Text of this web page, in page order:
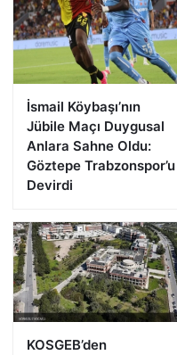
İsmail Köybaşı’nın
Jübile Maçı Duygusal
Anlara Sahne Oldu:
Göztepe Trabzonspor’u
Devirdi
KOSGEB’den